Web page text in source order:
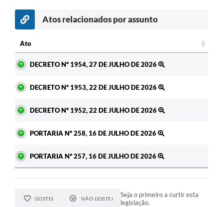
Atos relacionados por assunto
Ato
DECRETO Nº 1954, 27 DE JULHO DE 2026
DECRETO Nº 1953, 22 DE JULHO DE 2026
DECRETO Nº 1952, 22 DE JULHO DE 2026
PORTARIA Nº 258, 16 DE JULHO DE 2026
PORTARIA Nº 257, 16 DE JULHO DE 2026
GOSTEI NÃO GOSTEI
Seja o primeiro a curtir esta
legislação.